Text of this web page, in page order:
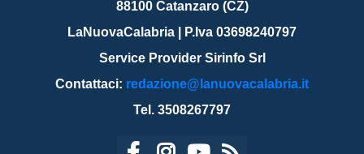
88100 Catanzaro (CZ)
LaNuovaCalabria | P.Iva 03698240797
Service Provider Sirinfo Srl
Contattaci: redazione@lanuovacalabria.it
Tel. 3508267797